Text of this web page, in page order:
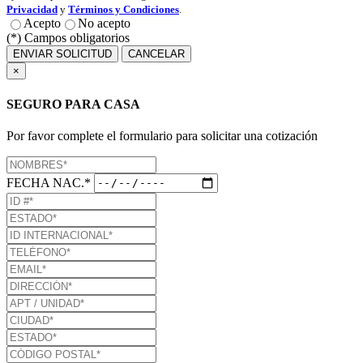
Privacidad y Términos y Condiciones.
Acepto
No acepto
(*) Campos obligatorios
ENVIAR SOLICITUD
CANCELAR
×
SEGURO PARA CASA
Por favor complete el formulario para solicitar una cotización
FECHA NAC.*